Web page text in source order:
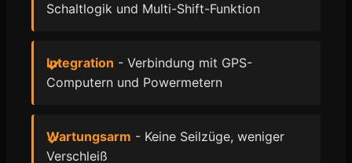
Schaltlogik und Multi-Shift-Funktion
Integration - Verbindung mit GPS-
Computern und Powermetern
Wartungsarm - Keine Seilzüge, weniger
Verschleiß